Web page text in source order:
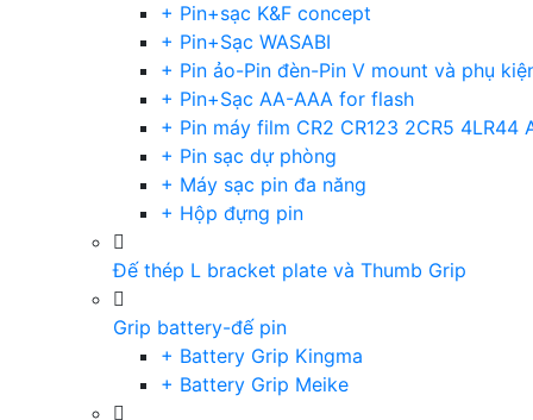
+ Pin+sạc K&F concept
+ Pin+Sạc WASABI
+ Pin ảo-Pin đèn-Pin V mount và phụ
+ Pin+Sạc AA-AAA for flash
+ Pin máy film CR2 CR123 2CR5 4LR44
+ Pin sạc dự phòng
+ Máy sạc pin đa năng
+ Hộp đựng pin
Đế thép L bracket plate và Thumb Grip
Grip battery-đế pin
+ Battery Grip Kingma
+ Battery Grip Meike